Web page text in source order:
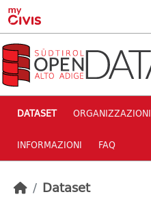
Skip to main content
DATASET ORGANIZZAZIONI
INFORMAZIONI FAQ
Dataset